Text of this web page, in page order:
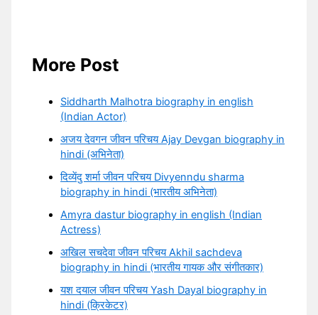
More Post
Siddharth Malhotra biography in english
(Indian Actor)
अजय देवगन जीवन परिचय Ajay Devgan biography in
hindi (अभिनेता)
दिव्येंदु शर्मा जीवन परिचय Divyenndu sharma
biography in hindi (भारतीय अभिनेता)
Amyra dastur biography in english (Indian
Actress)
अखिल सचदेवा जीवन परिचय Akhil sachdeva
biography in hindi (भारतीय गायक और संगीतकार)
यश दयाल जीवन परिचय Yash Dayal biography in
hindi (क्रिकेटर)